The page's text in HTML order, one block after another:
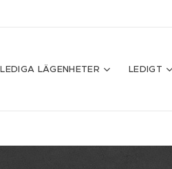
LEDIGA LÄGENHETER LEDIGT